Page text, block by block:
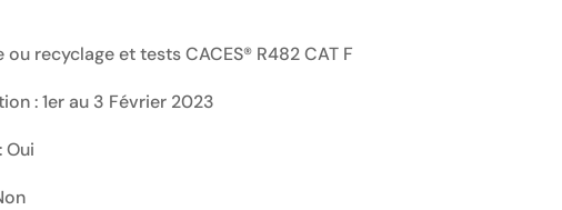
recyclage et tests CACES® R482 CAT F
: 1er au 3 Février 2023
Oui